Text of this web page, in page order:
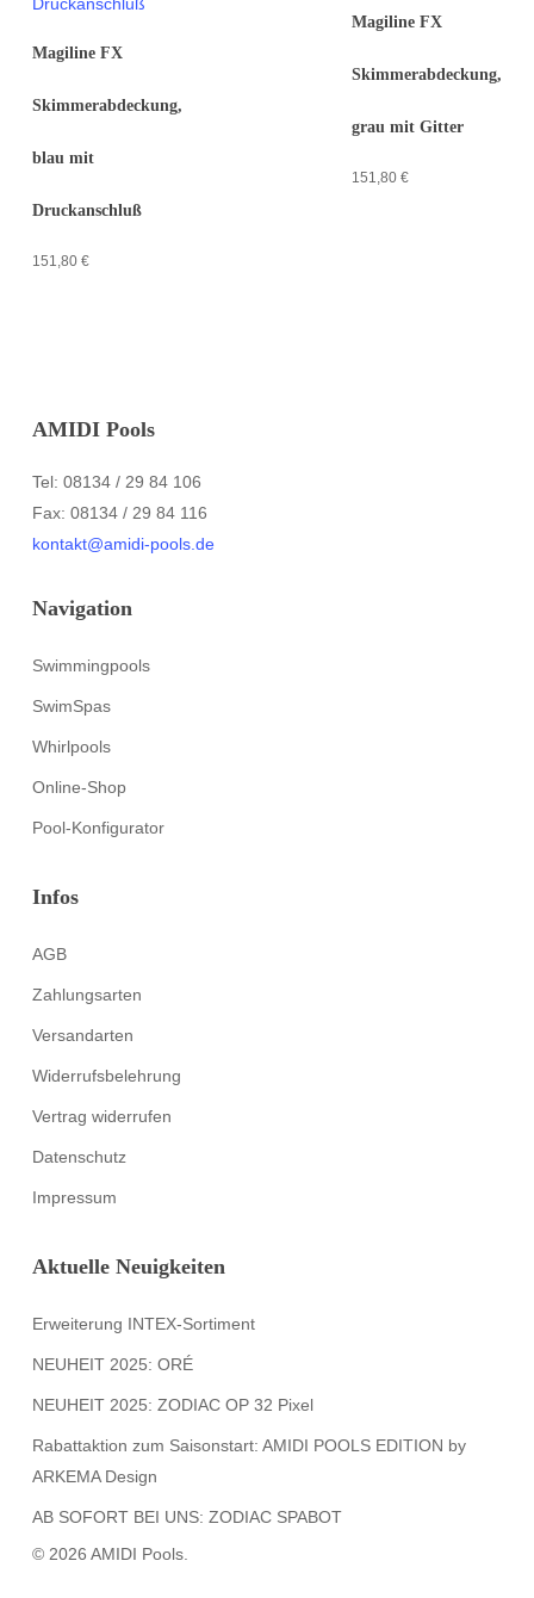
Magiline FX
Skimmerabdeckung,
blau mit
Druckanschluß
151,80 €
Magiline FX
Skimmerabdeckung,
grau mit Gitter
151,80 €
AMIDI Pools
Tel: 08134 / 29 84 106
Fax: 08134 / 29 84 116
kontakt@amidi-pools.de
Navigation
Swimmingpools
SwimSpas
Whirlpools
Online-Shop
Pool-Konfigurator
Infos
AGB
Zahlungsarten
Versandarten
Widerrufsbelehrung
Vertrag widerrufen
Datenschutz
Impressum
Aktuelle Neuigkeiten
Erweiterung INTEX-Sortiment
NEUHEIT 2025: ORÉ
NEUHEIT 2025: ZODIAC OP 32 Pixel
Rabattaktion zum Saisonstart: AMIDI POOLS EDITION by
ARKEMA Design
AB SOFORT BEI UNS: ZODIAC SPABOT
© 2026 AMIDI Pools.